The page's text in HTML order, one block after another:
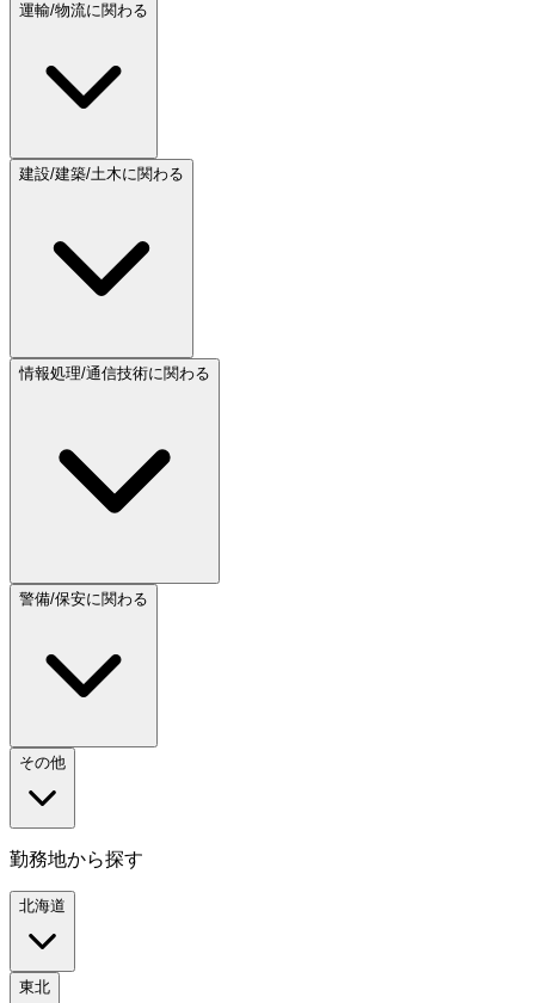
運輸/物流に関わる
建設/建築/土木に関わる
情報処理/通信技術に関わる
警備/保安に関わる
その他
勤務地から探す
北海道
東北